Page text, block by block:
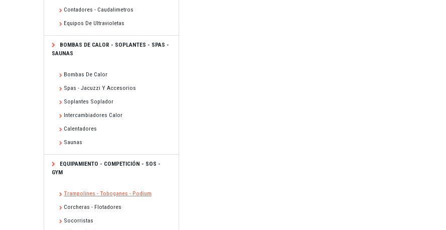
Contadores - Caudalimetros
Equipos De Ultravioletas
BOMBAS DE CALOR - SOPLANTES - SPAS -
SAUNAS
Bombas De Calor
Spas - Jacuzzi Y Accesorios
Soplantes Soplador
Intercambiadores Calor
Calentadores
Saunas
EQUIPAMIENTO - COMPETICIÓN - SOS -
GYM
Trampolines - Toboganes - Podium
Corcheras - Flotadores
Socorristas